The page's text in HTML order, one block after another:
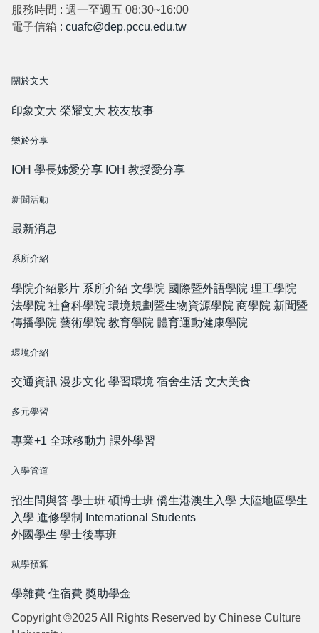
服務時間 : 週一至週五 08:30~16:00
電子信箱 : cuafc@dep.pccu.edu.tw
關於文大
印象文大 榮耀文大 校友故事
樂於分享
IOH 學長姊愛分享 IOH 教授愛分享
新聞活動
最新消息
系所介紹
學院介紹影片 系所介紹 文學院 國際暨外語學院 理工學院
法學院 社會科學院 環境規劃暨生物資源學院 商學院 新聞暨
傳播學院 藝術學院 教育學院 體育運動健康學院
環境介紹
交通資訊 漫步文化 學習環境 宿舍生活 文大美食
多元學習
專業+1 全球移動力 課外學習
入學管道
招生問與答 學士班 碩博士班 僑生港澳生入學 大陸地區學生
入學 進修學制
International Students
外國學生 學士後專班
就學預算
學雜費 住宿費 獎助學金
Copyright ©2025 All Rights Reserved by Chinese Culture